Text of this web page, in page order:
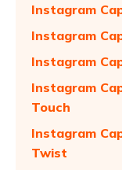
Instagram
Instagram
Instagram
Instagram
Touch
Instagram
Twist